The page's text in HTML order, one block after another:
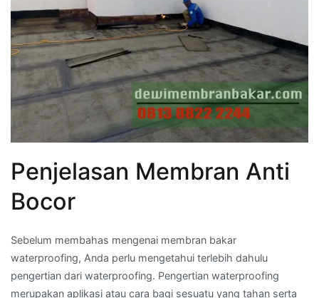
Penjelasan Membran Anti
Bocor
Sebelum membahas mengenai membran bakar
waterproofing, Anda perlu mengetahui terlebih dahulu
pengertian dari waterproofing. Pengertian waterproofing
merupakan aplikasi atau cara bagi sesuatu yang tahan serta